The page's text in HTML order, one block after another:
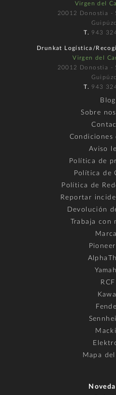
Virgen del
20012 Donostia -
T. 943
Drunkat Logística/
Virgen del
20012 Donostia -
T. 943
Blog
Sobre
Condiciones
Aviso
Política de
Política de
Política de
Reportar
Devolución
Trabaja con
RCF
Mapa